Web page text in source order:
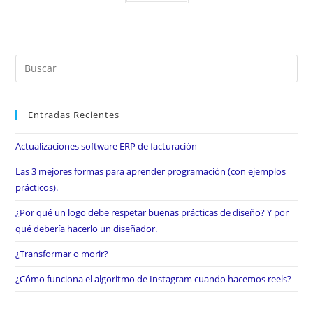
Entradas Recientes
Actualizaciones software ERP de facturación
Las 3 mejores formas para aprender programación (con ejemplos
prácticos).
¿Por qué un logo debe respetar buenas prácticas de diseño? Y por
qué debería hacerlo un diseñador.
¿Transformar o morir?
¿Cómo funciona el algoritmo de Instagram cuando hacemos reels?